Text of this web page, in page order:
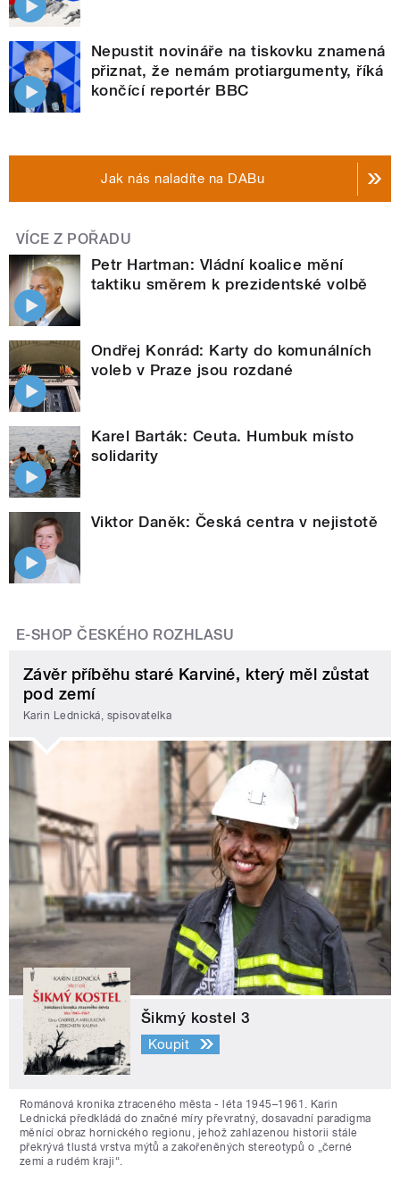
Nepustit novináře na tiskovku znamená
přiznat, že nemám protiargumenty, říká
končící reportér BBC
Jak nás naladíte na DABu
VÍCE Z POŘADU
Petr Hartman: Vládní koalice mění
taktiku směrem k prezidentské volbě
Ondřej Konrád: Karty do komunálních
voleb v Praze jsou rozdané
Karel Barták: Ceuta. Humbuk místo
solidarity
Viktor Daněk: Česká centra v nejistotě
E-SHOP ČESKÉHO ROZHLASU
Závěr příběhu staré Karviné, který měl zůstat
pod zemí
Karin Lednická, spisovatelka
Šikmý kostel 3
Koupit
Románová kronika ztraceného města - léta 1945–1961. Karin
Lednická předkládá do značné míry převratný, dosavadní paradigma
měnící obraz hornického regionu, jehož zahlazenou historii stále
překrývá tlustá vrstva mýtů a zakořeněných stereotypů o „černé
zemi a rudém kraji“.